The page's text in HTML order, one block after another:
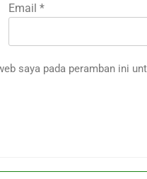
Email *
saya pada peramban ini